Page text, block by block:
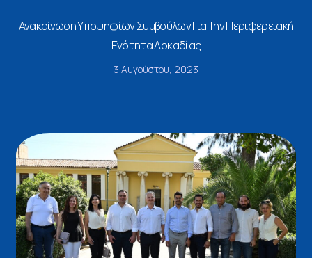
Ανακοίνωση Υποψηφίων Συμβούλων Για Την Περιφερειακή
Ενότητα Αρκαδίας
3 Αυγούστου, 2023